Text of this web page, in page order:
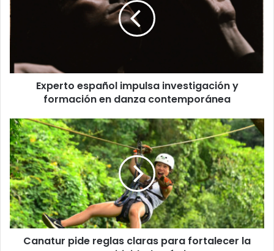
investigación
y
formación
en
contemporánea
Experto español impulsa investigación y
formación en danza contemporánea
Canatur
pide
reglas
claras
para
fortalecer
la
competitividad
turística
Canatur pide reglas claras para fortalecer la